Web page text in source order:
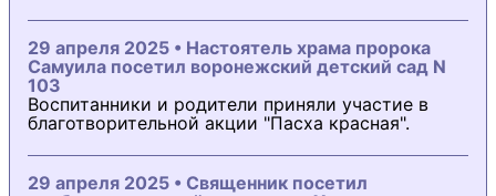
29 апреля 2025 • Настоятель храма пророка
Самуила посетил воронежский детский сад N
103
Воспитанники и родители приняли участие в
благотворительной акции "Пасха красная".
29 апреля 2025 • Священник посетил